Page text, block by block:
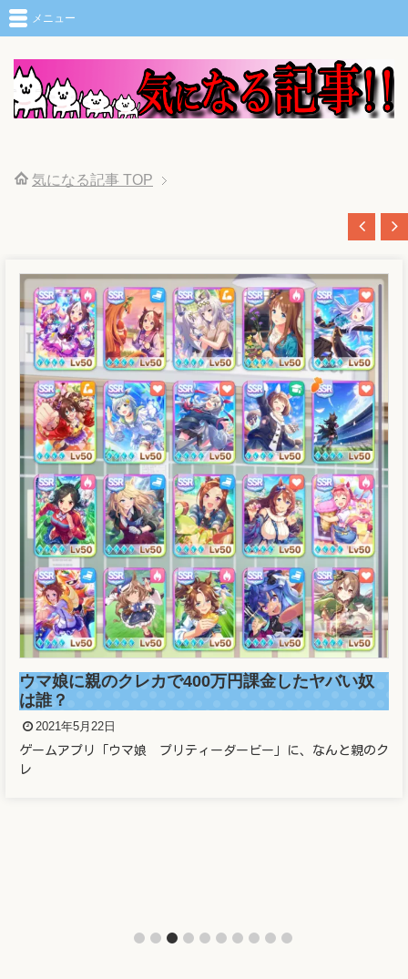
メニュー
気になる記事 TOP
ウマ娘に親のクレカで400万円課金したヤバい奴
は誰？
2021年5月22日
ゲームアプリ「ウマ娘 プリティーダービー」に、なんと親のク
レ